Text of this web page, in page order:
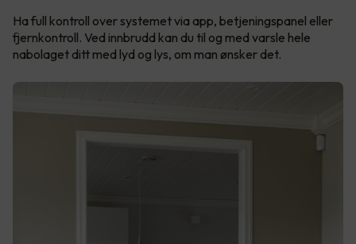
Ha full kontroll over systemet via app, betjeningspanel eller
fjernkontroll. Ved innbrudd kan du til og med varsle hele
nabolaget ditt med lyd og lys, om man ønsker det.